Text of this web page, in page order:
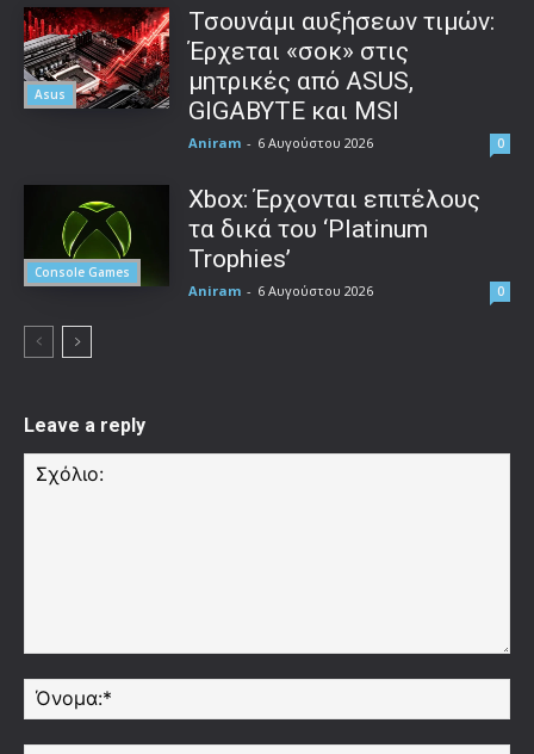
Asus
Τσουνάμι αυξήσεων τιμών:
Έρχεται «σοκ» στις
μητρικές από ASUS,
GIGABYTE και MSI
Aniram - 6 Αυγούστου 2026 0
Console Games
Xbox: Έρχονται επιτέλους
τα δικά του ‘Platinum
Trophies’
Aniram - 6 Αυγούστου 2026 0
Leave a reply